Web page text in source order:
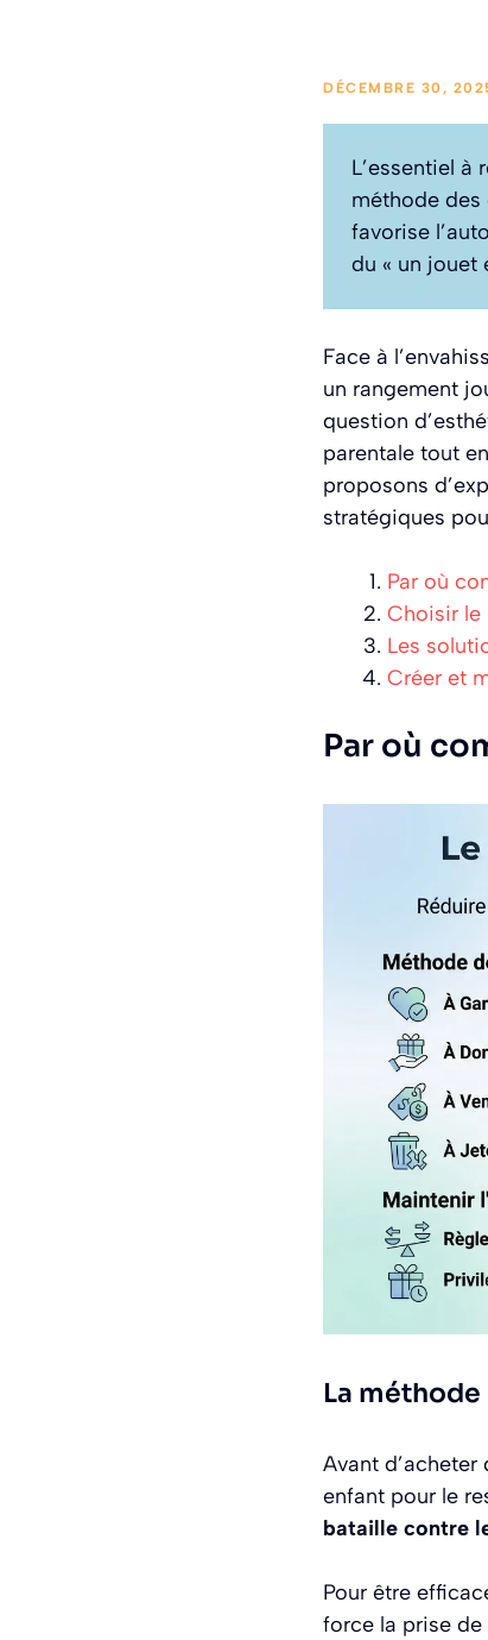
DÉCEMBRE 30,
L’essentiel à
méthode des
favorise
du « un jouet
Face à
un rangement
question
parentale tout
proposons
stratégiques
Par où
Choisir le
Les
Créer et
Par où
La
Avant
enfant pour le
bataille contre
Pour être
force la prise